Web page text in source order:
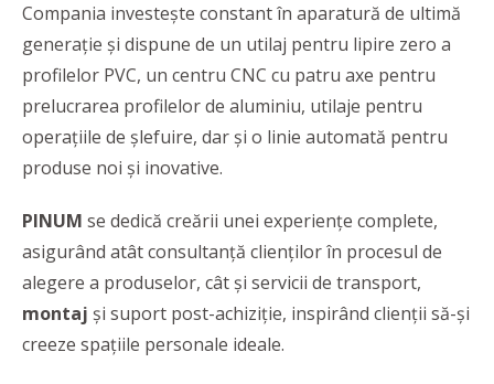
Compania investește constant în aparatură de ultimă
generație și dispune de un utilaj pentru lipire zero a
profilelor PVC, un centru CNC cu patru axe pentru
prelucrarea profilelor de aluminiu, utilaje pentru
operațiile de șlefuire, dar și o linie automată pentru
produse noi și inovative.
PINUM se dedică creării unei experiențe complete,
asigurând atât consultanță clienților în procesul de
alegere a produselor, cât și servicii de transport,
montaj și suport post-achiziție, inspirând clienții să-și
creeze spațiile personale ideale.